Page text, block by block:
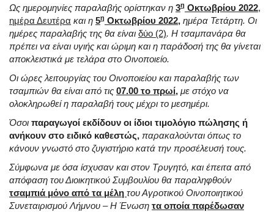
Ως ημερομηνίες παραλαβής ορίστηκαν η 3η Οκτωβρίου 2022,
ημέρα Δευτέρα και η 5η Οκτωβρίου 2022, ημέρα Τετάρτη. Οι
ημέρες παραλαβής της θα είναι δύο (2). Η τσαμπανάρα θα
πρέπει να είναι υγιής και ώριμη και η παράδοσή της θα γίνεται
αποκλειστικά με τελάρα στο Οινοποιείο.
Οι ώρες λειτουργίας του Οινοποιείου και παραλαβής των
τσαμπιών θα είναι από τις 07.00 το πρωί, με στόχο να
ολοκληρωθεί η παραλαβή τους μέχρι το μεσημέρι.
Όσοι παραγωγοί εκδίδουν οι ίδιοι τιμολόγιο πώλησης ή
ανήκουν στο ειδικό καθεστώς, παρακαλούνται όπως το
κάνουν γνωστό στο ζυγιστήριο κατά την προσέλευσή τους.
Σύμφωνα με όσα ίσχυσαν και στον Τρυγητό, και έπειτα από
απόφαση του Διοικητικού Συμβουλίου θα παραληφθούν
τσαμπιά μόνο από τα μέλη του Αγροτικού Οινοποιητικού
Συνεταιρισμού Λήμνου – Η Ένωση τα οποία παρέδωσαν